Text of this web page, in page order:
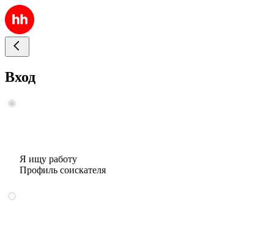
Вход
Я ищу работу
Профиль соискателя